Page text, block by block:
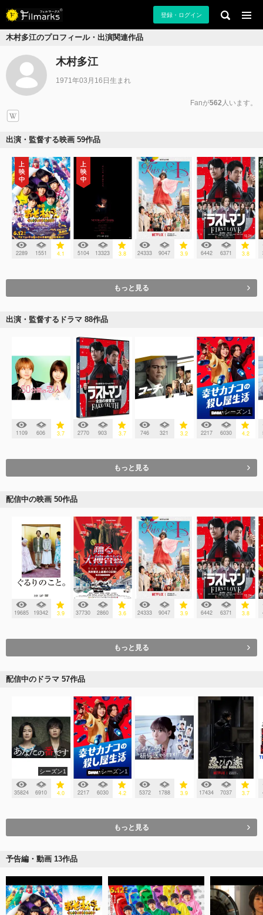
登録・ログイン
木村多江のプロフィール・出演関連作品
木村多江
1971年03月16日生まれ
Fanが562 人います。
出演・監督する映画 59作品
2289 1551 4.1 5104 13323 3.8 24333 9047 3.9 6442 6371 3.8
もっと見る
出演・監督するドラマ 88作品
1109 606 3.7 2770 903 3.7 746 321 3.2
シーズン1
2217 6030 4.2
もっと見る
配信中の映画 50作品
19685 19342 3.9 37730 2860 3.6 24333 9047 3.9 6442 6371 3.8
もっと見る
配信中のドラマ 57作品
シーズン1
35824 6910 4.0
シーズン1
2217 6030 4.2 5372 1788 3.9 17434 7037 3.7
もっと見る
予告編・動画 13作品